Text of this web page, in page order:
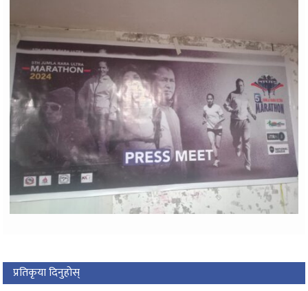
प्रतिकृया दिनुहोस्